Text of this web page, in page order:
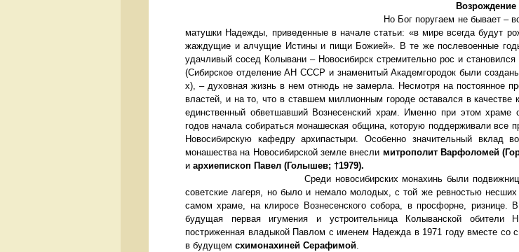
Но Бог поругаем не бывает –
матушки Надежды, приведенные в начале статьи: «в мире всегда будут
жаждущие и алчущие Истины и пищи Божией». В те же послевоенные
удачливый сосед Колывани – Новосибирск стремительно рос и становился
(Сибирское отделение АН СССР и знаменитый Академгородок были
х), – духовная жизнь в нем отнюдь не замерла. Несмотря на постоянное
властей, и на то, что в ставшем миллионным городе оставался в качестве
единственный обветшавший Вознесенский храм. Именно при этом храме
годов начала собираться монашеская община, которую поддерживали все
Новосибирскую кафедру архипастыри. Особенно значительный вклад
монашества на Новосибирской земле внесли митрополит Варфоломей
иархиепископ Павел (Голышев; †1979).
Среди новосибирских монахинь были
советские лагеря, но было и немало молодых, с той же ревностью
самом храме, на клиросе Вознесенского собора, в просфорне, ризнице.
будущая первая игумения и устроительница Колыванской обители
постриженная владыкой Павлом с именем Надежда в 1971 году вместе со
в будущемсхимонахиней Серафимой